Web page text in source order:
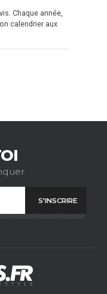
Chaque année,
calendrier aux